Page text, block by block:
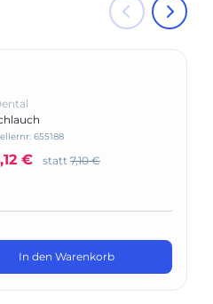
655188
€ statt 7,10 €
In den Warenkorb